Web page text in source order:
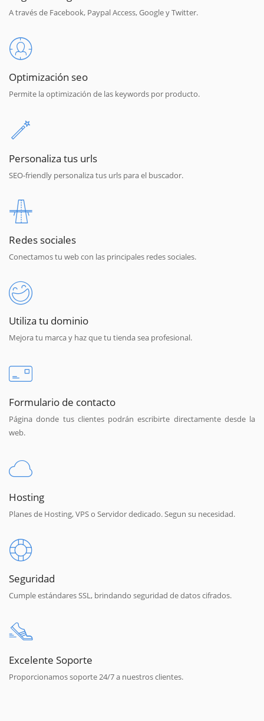
A través de Facebook, Paypal Access, Google y Twitter.
Optimización seo
Permite la optimización de las keywords por producto.
Personaliza tus urls
SEO-friendly personaliza tus urls para el buscador.
Redes sociales
Conectamos tu web con las principales redes sociales.
Utiliza tu dominio
Mejora tu marca y haz que tu tienda sea profesional.
Formulario de contacto
Página donde tus clientes podrán escribirte directamente desde la
web.
Hosting
Planes de Hosting, VPS o Servidor dedicado. Segun su necesidad.
Seguridad
Cumple estándares SSL, brindando seguridad de datos cifrados.
Excelente Soporte
Proporcionamos soporte 24/7 a nuestros clientes.